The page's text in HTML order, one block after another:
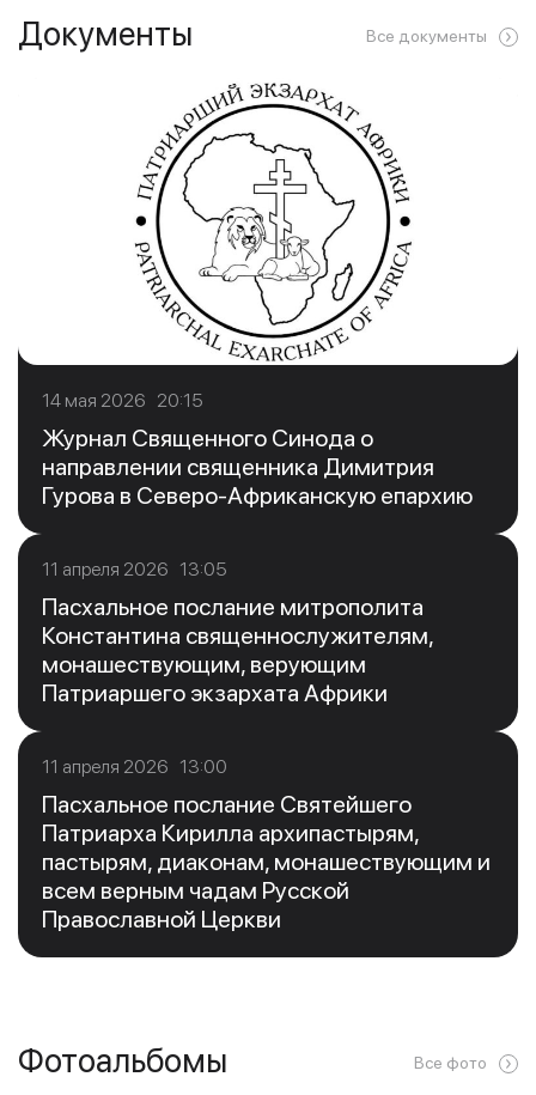
Документы Все документы
14 мая 2026 20:15
Журнал Священного Синода о
направлении священника Димитрия
Гурова в Северо-Африканскую епархию
11 апреля 2026 13:05
Пасхальное послание митрополита
Константина священнослужителям,
монашествующим, верующим
Патриаршего экзархата Африки
11 апреля 2026 13:00
Пасхальное послание Святейшего
Патриарха Кирилла архипастырям,
пастырям, диаконам, монашествующим и
всем верным чадам Русской
Православной Церкви
Фотоальбомы Все фото